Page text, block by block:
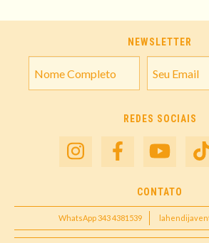
NEWSLETTER
REDES SOCIAIS
CONTATO
WhatsApp 343 4381539